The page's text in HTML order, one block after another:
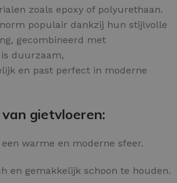
zoals epoxy of polyurethaan.
populair dankzij hun stijlvolle
gecombineerd met
duurzaam,
en past perfect in moderne
gietvloeren:
een warme en moderne sfeer.
en gemakkelijk schoon te houden.